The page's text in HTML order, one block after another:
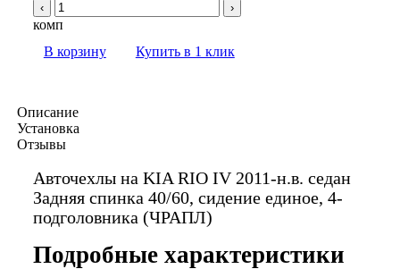
‹ ›
комп
В корзину
Купить в 1 клик
Описание
Установка
Отзывы
Авточехлы на KIA RIO IV 2011-н.в. седан
Задняя спинка 40/60, сидение единое, 4-
подголовника (ЧРАПЛ)
Подробные характеристики